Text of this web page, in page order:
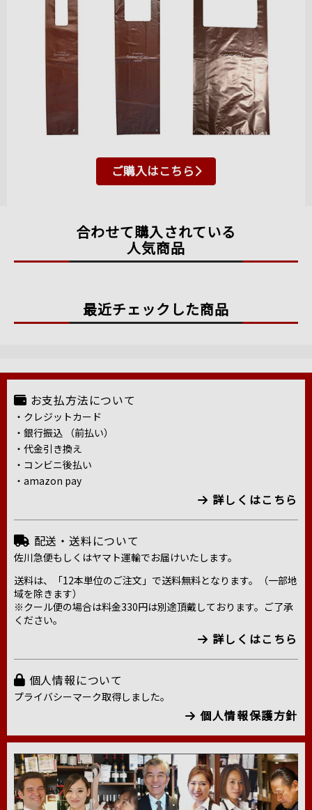
ご購入はこちら
合わせて購入されている
人気商品
最近チェックした商品
お支払方法について
・クレジットカード
・銀行振込 （前払い）
・代金引き換え
・コンビニ後払い
・amazon pay
詳しくはこちら
配送・送料について
佐川急便もしくはヤマト運輸でお届けいたします。
送料は、「12本単位のご注文」で送料無料となります。（一部地
域を除きます）
※クール便の場合は料金330円は別途頂戴しております。ご了承
ください。
詳しくはこちら
個人情報について
プライバシーマーク取得しました。
個人情報保護方針